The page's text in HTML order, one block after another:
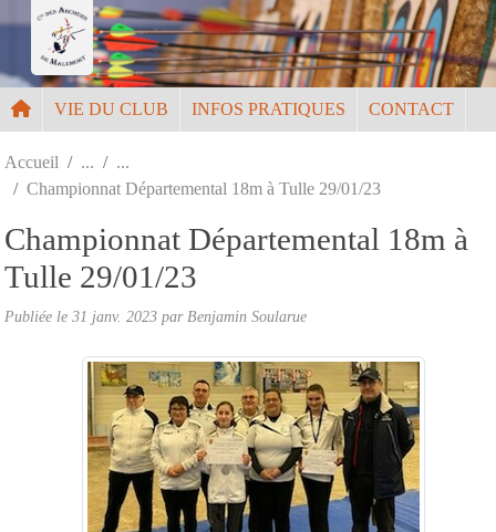
VIE DU CLUB INFOS PRATIQUES CONTACT
Accueil
Championnat Départemental 18m à Tulle 29/01/23
Championnat Départemental 18m à
Tulle 29/01/23
Publiée le 31 janv. 2023 par Benjamin Soularue
Panneau de gestion des cookies